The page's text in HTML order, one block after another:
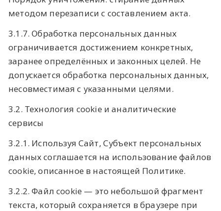
методом перезаписи с составлением акта.
3.1.7. Обработка персональных данных
ограничивается достижением конкретных,
заранее определённых и законных целей. Не
допускается обработка персональных данных,
несовместимая с указанными целями.
3.2. Технология cookie и аналитические
сервисы
3.2.1. Используя Сайт, Субъект персональных
данных соглашается на использование файлов
cookie, описанное в настоящей Политике.
3.2.2. Файл cookie — это небольшой фрагмент
текста, который сохраняется в браузере при